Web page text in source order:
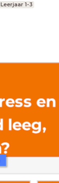
Leerjaar 1-3